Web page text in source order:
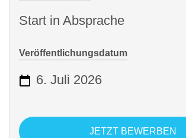
Start in Absprache
Veröffentlichungsdatum
6. Juli 2026
JETZT BEWERBEN